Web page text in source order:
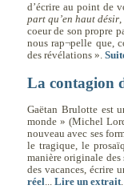
d’écrire au point de
part qu’en haut désir
coeur de son propre
nous rap¬pelle que,
des révélations ».
La contagion
Gaëtan Brulotte est
monde » (Michel
nouveau avec ses
le tragique, le
manière originale des
des vacances, écrire
réel... Lire un extrait.